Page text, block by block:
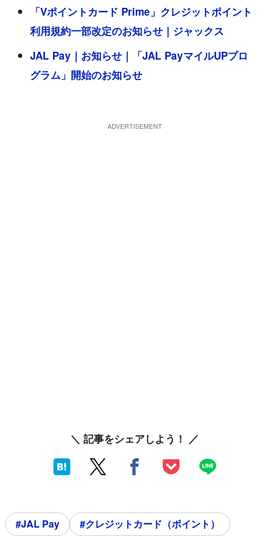
「Vポイントカード Prime」クレジットポイント
利用規約一部改定のお知らせ｜ジャックス
JAL Pay｜お知らせ｜「JAL PayマイルUPプロ
グラム」開始のお知らせ
＼ 記事をシェアしよう！ ／
#JAL Pay
#クレジットカード（ポイント）